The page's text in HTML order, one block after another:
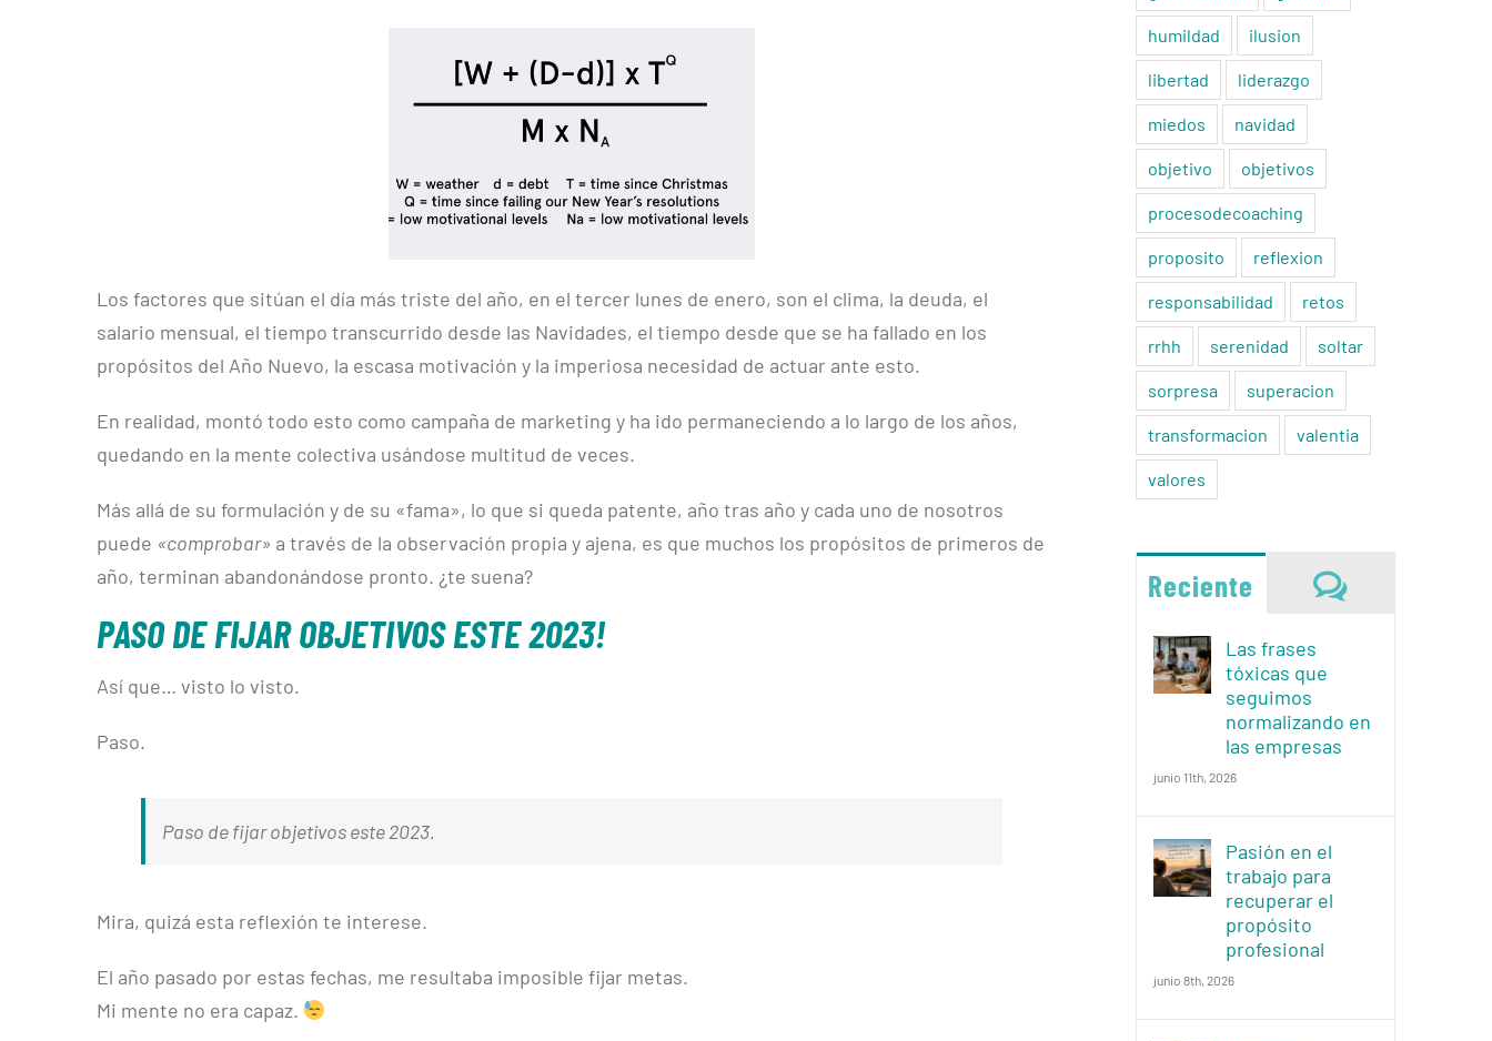
Los factores que sitúan el día más triste del año, en el tercer lunes de enero, son el clima, la deuda, el
salario mensual, el tiempo transcurrido desde las Navidades, el tiempo desde que se ha fallado en los
propósitos del Año Nuevo, la escasa motivación y la imperiosa necesidad de actuar ante esto.
En realidad, montó todo esto como campaña de marketing y ha ido permaneciendo a lo largo de los años,
quedando en la mente colectiva usándose multitud de veces.
Más allá de su formulación y de su «fama», lo que si queda patente, año tras año y cada uno de nosotros
puede «comprobar» a través de la observación propia y ajena, es que muchos los propósitos de primeros de
año, terminan abandonándose pronto. ¿te suena?
PASO DE FIJAR OBJETIVOS ESTE 2023!
Así que… visto lo visto.
Paso.
Paso de fijar objetivos este 2023.
Mira, quizá esta reflexión te interese.
El año pasado por estas fechas, me resultaba imposible fijar metas.
Mi mente no era capaz.
humildad ilusion
libertad liderazgo
miedos navidad
objetivo objetivos
procesodecoaching
proposito reflexion
responsabilidad retos
rrhh serenidad soltar
sorpresa superacion
transformacion valentia
valores
Reciente
Las frases
tóxicas que
seguimos
normalizando en
las empresas
junio 11th, 2026
Pasión en el
trabajo para
recuperar el
propósito
profesional
junio 8th, 2026